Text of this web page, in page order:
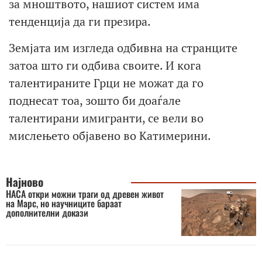
за мноштвото, нашиот систем има
тенденција да ги презира.
Земјата им изгледа одбивна на странците
затоа што ги одбива своите. И кога
талентираните Грци не можат да го
поднесат тоа, зошто би доаѓале
талентирани имигранти, се вели во
мислењето објавено во Катимерини.
Најново
НАСА откри можни траги од древен живот
на Марс, но научниците бараат
дополнителни докази